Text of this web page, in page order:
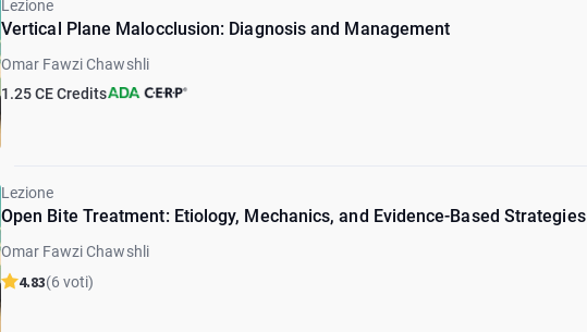
Lezione
Vertical Plane Malocclusion: Diagnosis and Management
Omar Fawzi Chawshli
1.25 CE Credits
Lezione
Open Bite Treatment: Etiology, Mechanics, and Evidence-Based Strategies
Omar Fawzi Chawshli
4.83(6 voti)